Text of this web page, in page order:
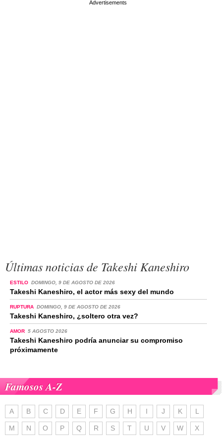
Últimas noticias de Takeshi Kaneshiro
ESTILO DOMINGO, 9 DE AGOSTO DE 2026
Takeshi Kaneshiro, el actor más sexy del mundo
RUPTURA DOMINGO, 9 DE AGOSTO DE 2026
Takeshi Kaneshiro, ¿soltero otra vez?
AMOR 5 AGOSTO 2026
Takeshi Kaneshiro podría anunciar su compromiso
próximamente
Famosos A-Z
A B C D E F G H I J K L
M N O P Q R S T U V W X